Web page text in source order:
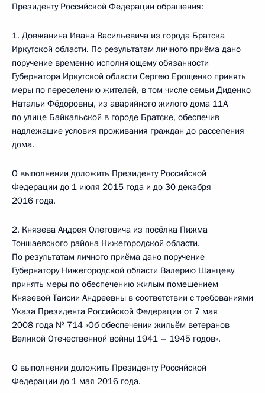
Президенту Российской Федерации обращения:
1. Довжанина Ивана Васильевича из города Братска
Иркутской области. По результатам личного приёма дано
поручение временно исполняющему обязанности
Губернатора Иркутской области Сергею Ерощенко принять
меры по переселению жителей, в том числе семьи Диденко
Натальи Фёдоровны, из аварийного жилого дома 11А
по улице Байкальской в городе Братске, обеспечив
надлежащие условия проживания граждан до расселения
дома.
О выполнении доложить Президенту Российской
Федерации до 1 июля 2015 года и до 30 декабря
2016 года.
2. Князева Андрея Олеговича из посёлка Пижма
Тоншаевского района Нижегородской области.
По результатам личного приёма дано поручение
Губернатору Нижегородской области Валерию Шанцеву
принять меры по обеспечению жилым помещением
Князевой Таисии Андреевны в соответствии с требованиями
Указа Президента Российской Федерации от 7 мая
2008 года № 714 «Об обеспечении жильём ветеранов
Великой Отечественной войны 1941 – 1945 годов».
О выполнении доложить Президенту Российской
Федерации до 1 мая 2016 года.